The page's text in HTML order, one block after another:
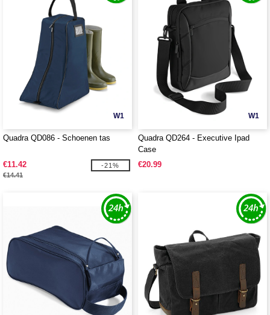
W1
Quadra QD086 - Schoenen tas
€11.42
€14.41
-21%
W1
Quadra QD264 - Executive Ipad
Case
€20.99